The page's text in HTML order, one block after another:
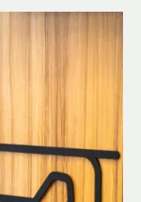
cashback